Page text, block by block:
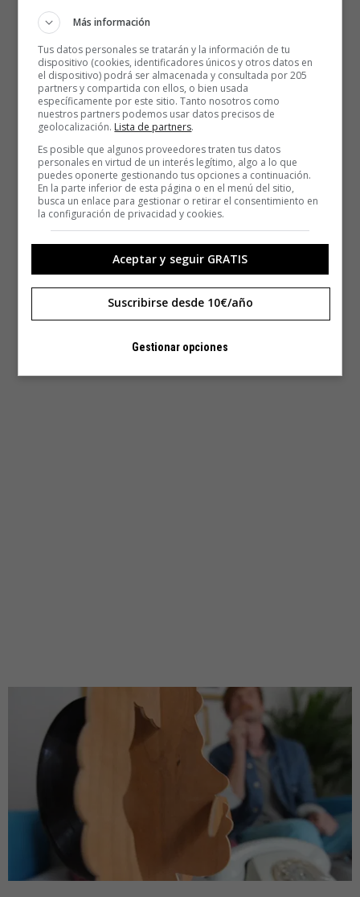
Más información
Tus datos personales se tratarán y la información de tu
dispositivo (cookies, identificadores únicos y otros datos en
el dispositivo) podrá ser almacenada y consultada por 205
partners y compartida con ellos, o bien usada
específicamente por este sitio. Tanto nosotros como
nuestros partners podemos usar datos precisos de
geolocalización. Lista de partners.
Es posible que algunos proveedores traten tus datos
personales en virtud de un interés legítimo, algo a lo que
puedes oponerte gestionando tus opciones a continuación.
En la parte inferior de esta página o en el menú del sitio,
busca un enlace para gestionar o retirar el consentimiento en
la configuración de privacidad y cookies.
Aceptar y seguir GRATIS
Suscribirse desde 10€/año
Gestionar opciones